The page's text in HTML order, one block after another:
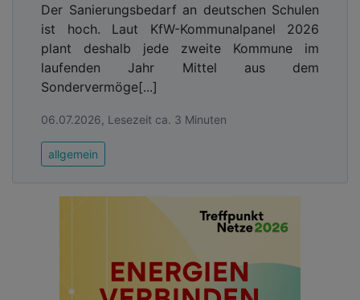
Der Sanierungsbedarf an deutschen Schulen
ist hoch. Laut KfW-Kommunalpanel 2026
plant deshalb jede zweite Kommune im
laufenden Jahr Mittel aus dem
Sondervermöge[...]
06.07.2026, Lesezeit ca. 3 Minuten
allgemein